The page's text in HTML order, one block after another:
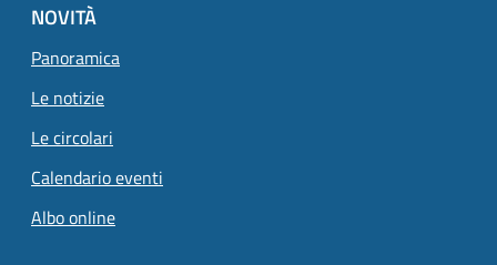
NOVITÀ
Panoramica
Le notizie
Le circolari
Calendario eventi
Albo online